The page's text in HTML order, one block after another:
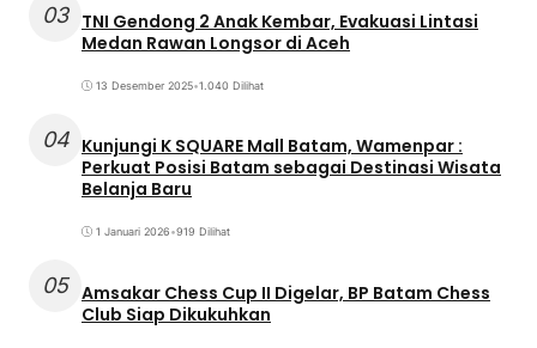
03 TNI Gendong 2 Anak Kembar, Evakuasi Lintasi
Medan Rawan Longsor di Aceh
13 Desember 2025•1.040 Dilihat
04 Kunjungi K SQUARE Mall Batam, Wamenpar :
Perkuat Posisi Batam sebagai Destinasi Wisata
Belanja Baru
1 Januari 2026•919 Dilihat
05 Amsakar Chess Cup II Digelar, BP Batam Chess
Club Siap Dikukuhkan